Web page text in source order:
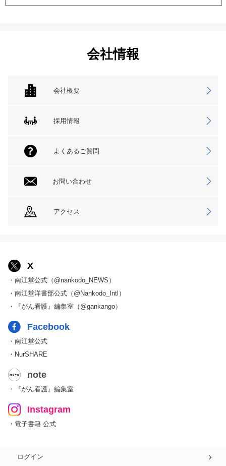
会社情報
会社概要
採用情報
よくあるご質問
お問い合わせ
アクセス
X
・南江堂公式（@nankodo_NEWS）
・南江堂洋書部公式（@Nankodo_Intl）
・『がん看護』編集室（@gankango）
Facebook
・南江堂公式
・NurSHARE
note
・『がん看護』編集室
Instagram
・電子書籍 公式
ログイン